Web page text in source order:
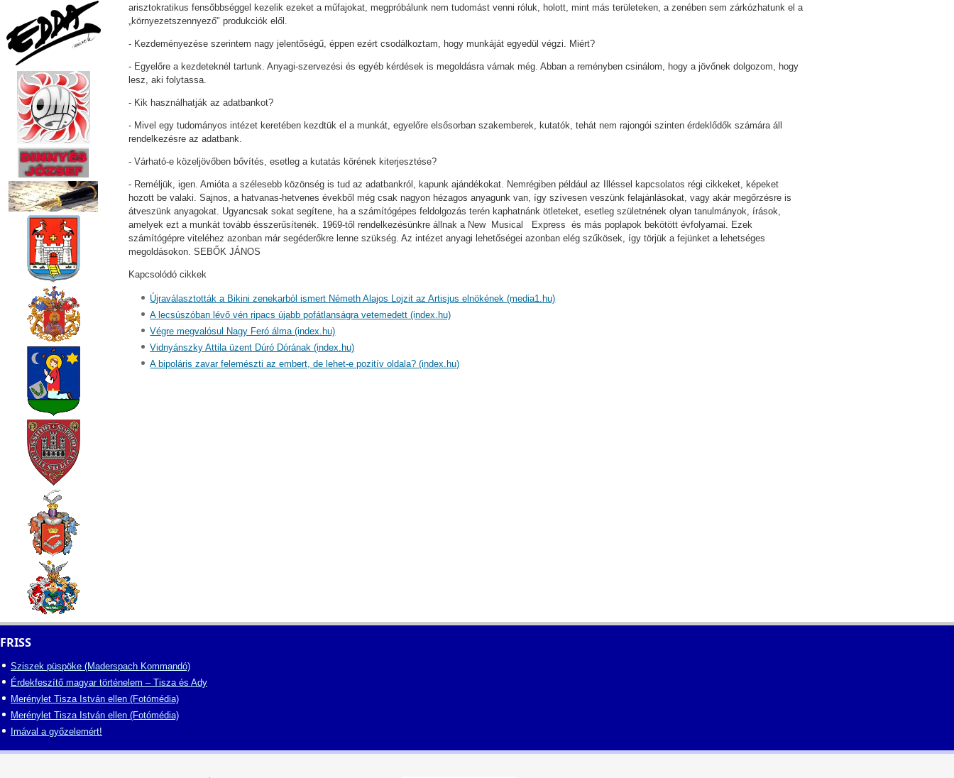
arisztokratikus fensőbbséggel kezelik ezeket a műfajokat, megpróbálunk nem tudomást venni róluk, holott, mint más területeken, a zenében sem zárkózhatunk el a
„környezetszennyező" produkciók elől.
- Kezdeményezése szerintem nagy jelentőségű, éppen ezért csodálkoztam, hogy munkáját egyedül végzi. Miért?
- Egyelőre a kezdeteknél tartunk. Anyagi-szervezési és egyéb kérdések is megoldásra várnak még. Abban a reményben csinálom, hogy a jövőnek dolgozom, hogy
lesz, aki folytassa.
- Kik használhatják az adatbankot?
- Mivel egy tudományos intézet keretében kezdtük el a munkát, egyelőre elsősorban szakemberek, kutatók, tehát nem rajongói szinten érdeklődők számára áll
rendelkezésre az adatbank.
- Várható-e közeljövőben bővítés, esetleg a kutatás körének kiterjesztése?
- Reméljük, igen. Amióta a szélesebb közönség is tud az adatbankról, kapunk ajándékokat. Nemrégiben például az Illéssel kapcsolatos régi cikkeket, képeket
hozott be valaki. Sajnos, a hatvanas-hetvenes évekből még csak nagyon hézagos anyagunk van, így szívesen veszünk felajánlásokat, vagy akár megőrzésre is
átveszünk anyagokat. Ugyancsak sokat segítene, ha a számítógépes feldolgozás terén kaphatnánk ötleteket, esetleg születnének olyan tanulmányok, írások,
amelyek ezt a munkát tovább ésszerűsítenék. 1969-től rendelkezésünkre állnak a New Musical Express és más poplapok bekötött évfolyamai. Ezek
számítógépre viteléhez azonban már segéderőkre lenne szükség. Az intézet anyagi lehetőségei azonban elég szűkösek, így törjük a fejünket a lehetséges
megoldásokon. SEBŐK JÁNOS
Kapcsolódó cikkek
Újraválasztották a Bikini zenekarból ismert Németh Alajos Lojzit az Artisjus elnökének (media1.hu)
A lecsúszóban lévő vén ripacs újabb pofátlanságra vetemedett (index.hu)
Végre megvalósul Nagy Feró álma (index.hu)
Vidnyánszky Attila üzent Dúró Dórának (index.hu)
A bipoláris zavar felemészti az embert, de lehet-e pozitív oldala? (index.hu)
FRISS
Sziszek püspöke (Maderspach Kommandó)
Érdekfeszítő magyar történelem – Tisza és Ady
Merénylet Tisza István ellen (Fotómédia)
Merénylet Tisza István ellen (Fotómédia)
Imával a győzelemért!